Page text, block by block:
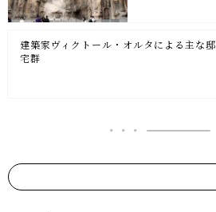
建築家ヴィクトール・オルタによる主な邸
宅群